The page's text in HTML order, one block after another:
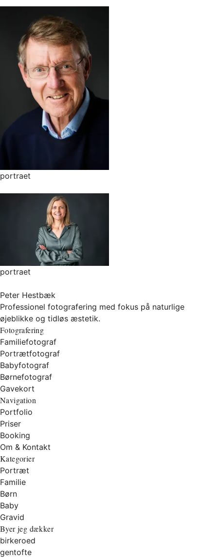
portraet
portraet
Peter Hestbæk
Professionel fotografering med fokus på naturlige
øjeblikke og tidløs æstetik.
Fotografering
Familiefotograf
Portrætfotograf
Babyfotograf
Børnefotograf
Gavekort
Navigation
Portfolio
Priser
Booking
Om & Kontakt
Kategorier
Portræt
Familie
Børn
Baby
Gravid
Byer jeg dækker
birkeroed
gentofte